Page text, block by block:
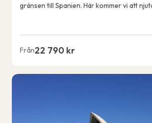
gränsen till Spanien. Här kommer vi att
Från22 790 kr